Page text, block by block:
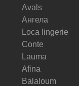
Avals
Ангела
Loca lingerie
Conte
Lauma
Afina
Balaloum